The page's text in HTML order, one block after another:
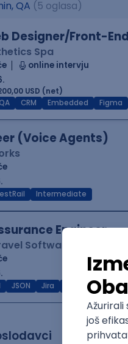
QA (5 oglasa)
Designer/Front-
Spa
online intervju
USD (net)
CRM Embedded Figma
(Voice Agents)
Intermediate
Engineer
Software
JSON Jira